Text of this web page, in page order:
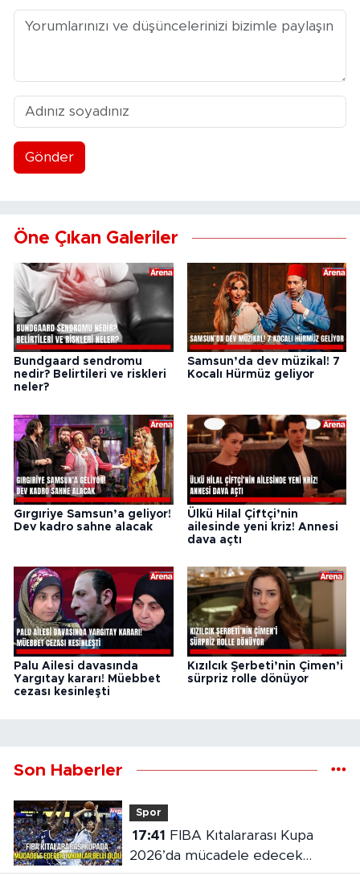
Gönder
Öne Çıkan Galeriler
Bundgaard sendromu
nedir? Belirtileri ve riskleri
neler?
Samsun’da dev müzikal! 7
Kocalı Hürmüz geliyor
Gırgıriye Samsun’a geliyor!
Dev kadro sahne alacak
Ülkü Hilal Çiftçi’nin
ailesinde yeni kriz! Annesi
dava açtı
Palu Ailesi davasında
Yargıtay kararı! Müebbet
cezası kesinleşti
Kızılcık Şerbeti’nin Çimen’i
sürpriz rolle dönüyor
Son Haberler
Spor
17:41
2026’da mücadele edecek